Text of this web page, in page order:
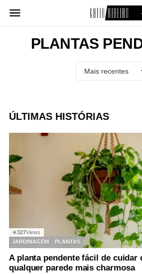
para
conteúdoPLANTAS
ÚLTIMAS HISTÓRIAS
◉327Views
JARDINAGEM
PLANTAS
A planta pendente fácil de cuidar
qualquer parede mais charmosa